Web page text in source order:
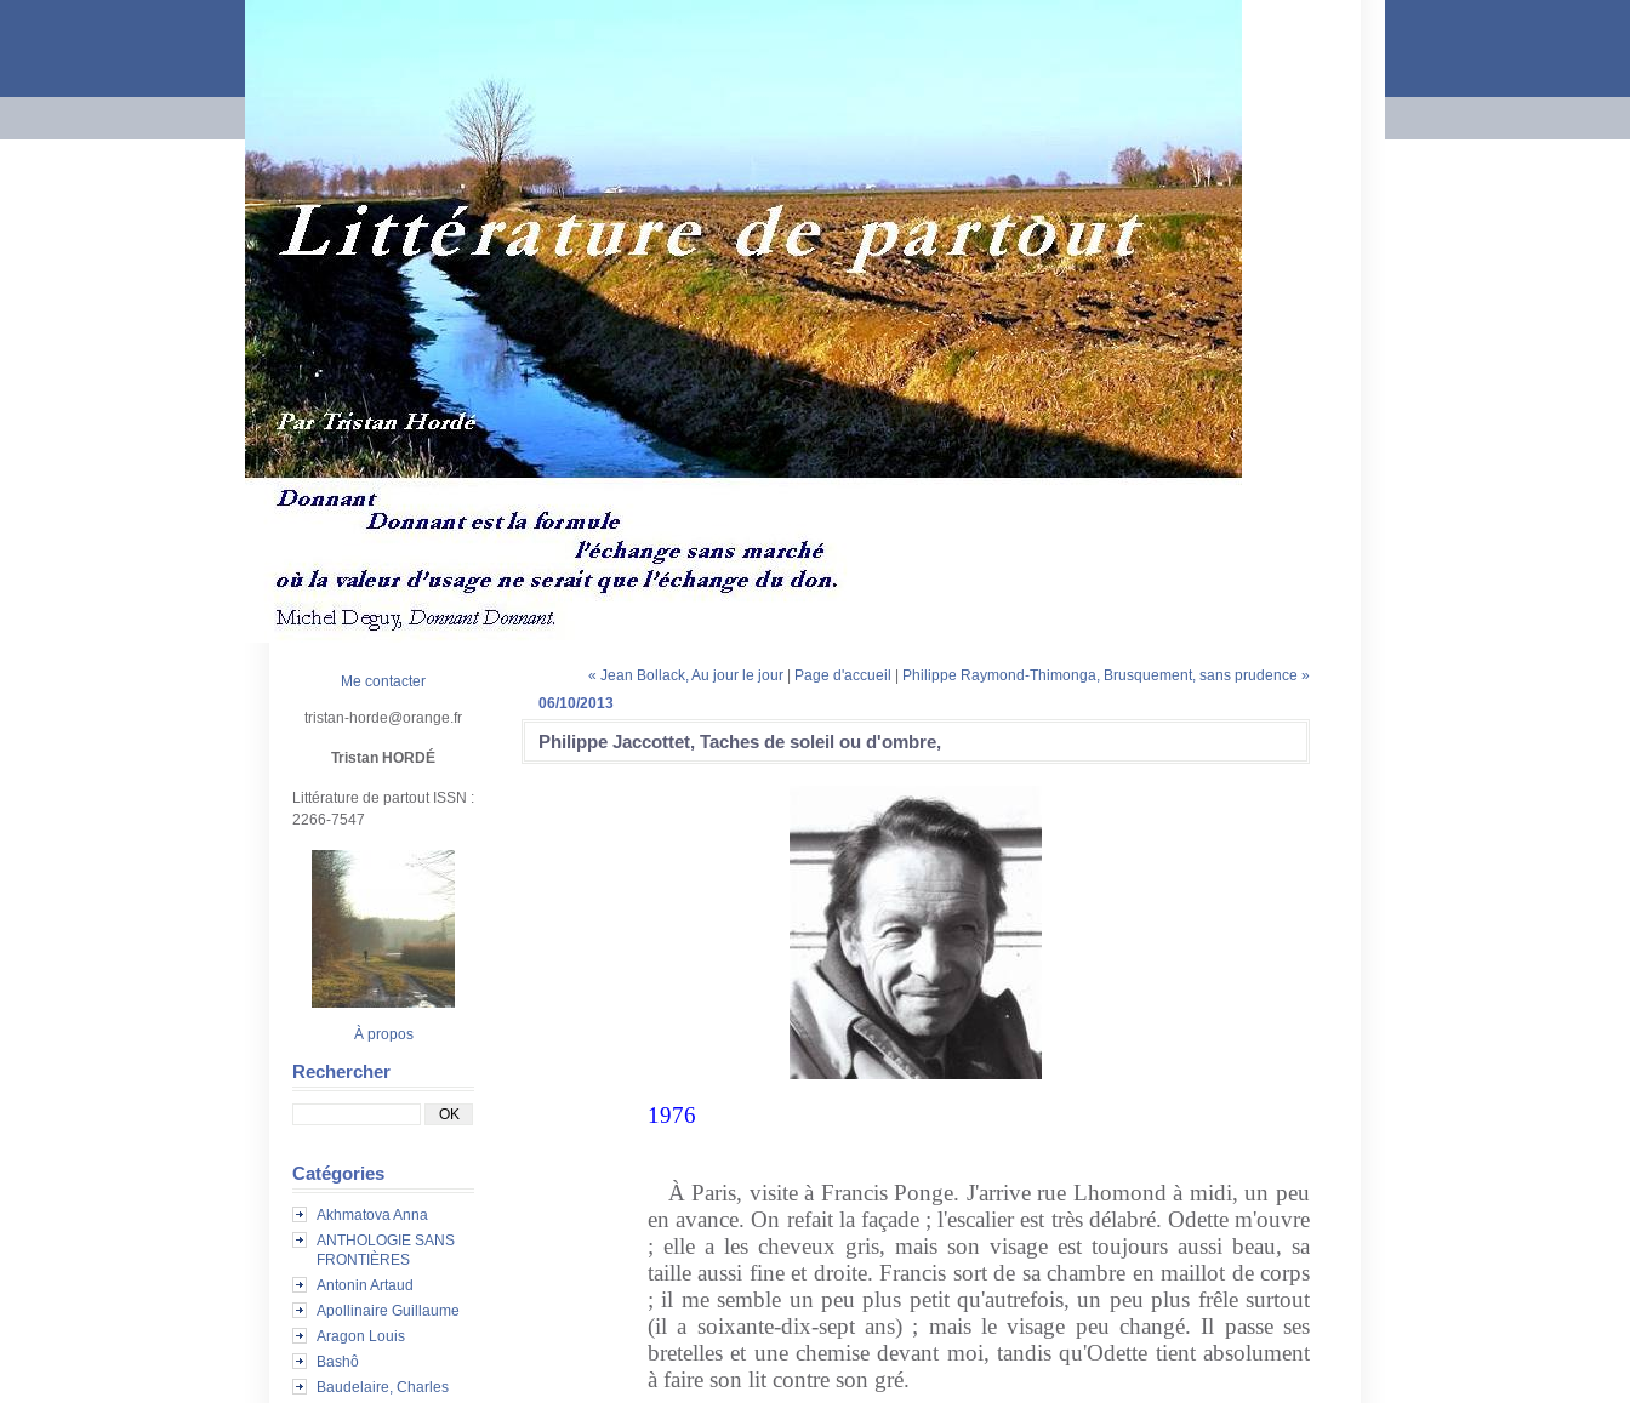
Me contacter
tristan-horde@orange.fr
Tristan HORDÉ
Littérature de partout ISSN :
2266-7547
À propos
Rechercher
Catégories
Akhmatova Anna
ANTHOLOGIE SANS
FRONTIÈRES
Antonin Artaud
Apollinaire Guillaume
Aragon Louis
Bashô
Baudelaire, Charles
« Jean Bollack, Au jour le jour Page d'accueil
Philippe Raymond-Thimonga, Brusquement, sans prudence »
06/10/2013
Philippe Jaccottet, Taches de soleil ou d'ombre,
1976
À Paris, visite à Francis Ponge. J'arrive rue Lhomond à midi, un peu
en avance. On refait la façade ; l'escalier est très délabré. Odette m'ouvre
; elle a les cheveux gris, mais son visage est toujours aussi beau, sa
taille aussi fine et droite. Francis sort de sa chambre en maillot de corps
; il me semble un peu plus petit qu'autrefois, un peu plus frêle surtout
(il a soixante-dix-sept ans) ; mais le visage peu changé. Il passe ses
bretelles et une chemise devant moi, tandis qu'Odette tient absolument
à faire son lit contre son gré.